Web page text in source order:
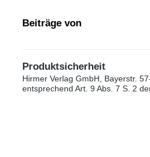
Beiträge von
Produktsicherheit
Hirmer Verlag GmbH, Bayerstr.
entsprechend Art. 9 Abs. 7 S. 2